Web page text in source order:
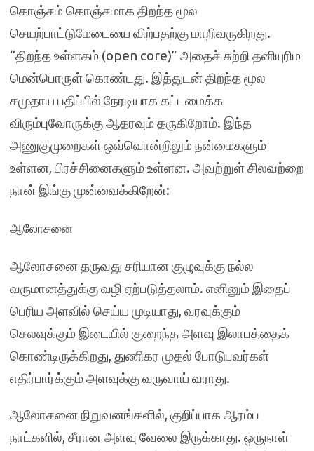
கொஞ்சம் கொஞ்சமாக திறந்த மூல
செயற்பாட்டுமேடையை விற்பதற்கு மாறிவருகிறது.
“திறந்த உள்ளகம் (open core)” அதைச் சுற்றி தனியுரிம
மென்பொருள் கொண்டது. இத்துடன் திறந்த மூல
சமுதாய பதிப்பில் நேரடியாக கட்டமைக்க
விரும்புவோருக்கு ஆதரவும் தருகிறோம். இந்த
அணுகுமுறைகள் ஒவ்வொன்றிலும் நன்மைகளும்
உள்ளன, பிரச்சினைகளும் உள்ளன. அவற்றுள் சிலவற்றை
நான் இங்கு முன்வைக்கிறேன்:
ஆலோசனை
ஆலோசனை தருவது சரியான குழுவுக்கு நல்ல
வருமானத்துக்கு வழி ஏற்படுத்தலாம். எனினும் இதைப்
பெரிய அளவில் செய்ய முடியாது, வரவுக்கும்
செலவுக்கும் இடையில் குறைந்த அளவு இலாபத்தைக்
கொண்டிருக்கிறது, துணிகர முதல் போடுபவர்கள்
எதிர்பார்க்கும் அளவுக்கு வருவாய் வராது.
ஆலோசனை நிறுவனங்களில், குறிப்பாக ஆரம்ப
நாட்களில், சீரான அளவு வேலை இருக்காது. ஒருநாள்